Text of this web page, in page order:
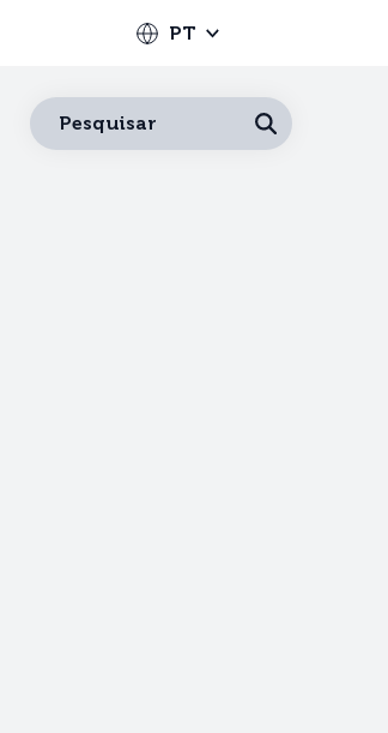
PT
Português
Español
Pesquisar